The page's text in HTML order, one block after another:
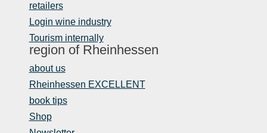
retailers
Login wine industry
Tourism internally
region of Rheinhessen
about us
Rheinhessen EXCELLENT
book tips
Shop